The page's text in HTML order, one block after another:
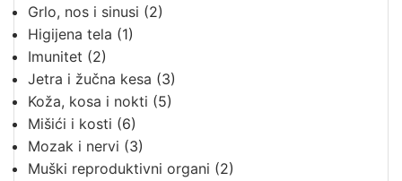
Grlo, nos i sinusi (2)
Higijena tela (1)
Imunitet (2)
Jetra i žučna kesa (3)
Koža, kosa i nokti (5)
Mišići i kosti (6)
Mozak i nervi (3)
Muški reproduktivni organi (2)